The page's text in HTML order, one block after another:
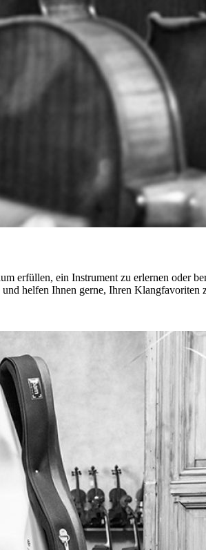
erfüllen, ein Instrument zu erlernen oder
helfen Ihnen gerne, Ihren Klangfavoriten